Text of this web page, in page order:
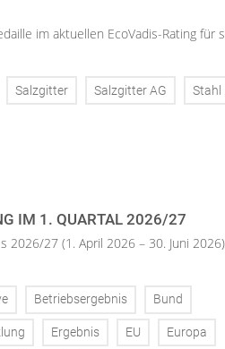
im aktuellen EcoVadis-Rating für
Salzgitter Salzgitter AG Stahl
IM 1. QUARTAL 2026/27
2026/27 (1. April 2026 – 30. Juni
Betriebsergebnis Bund
Ergebnis EU Europa